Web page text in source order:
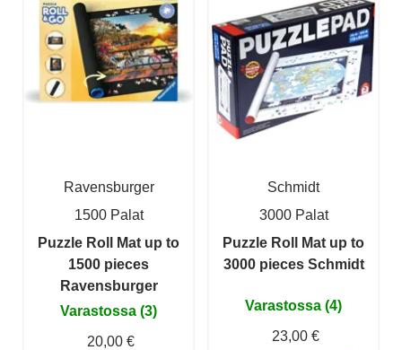
Ravensburger
1500 Palat
Puzzle Roll Mat up to
1500 pieces
Ravensburger
Varastossa (3)
20,00 €
Schmidt
3000 Palat
Puzzle Roll Mat up to
3000 pieces Schmidt
Varastossa (4)
23,00 €